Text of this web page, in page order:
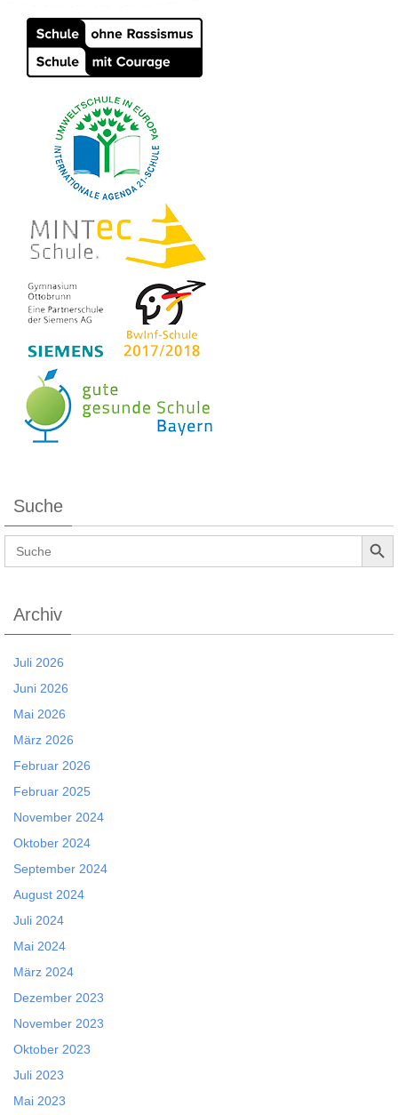
Suche
Search
for:
Search Button
Archiv
Juli 2026
Juni 2026
Mai 2026
März 2026
Februar 2026
Februar 2025
November 2024
Oktober 2024
September 2024
August 2024
Juli 2024
Mai 2024
März 2024
Dezember 2023
November 2023
Oktober 2023
Juli 2023
Mai 2023